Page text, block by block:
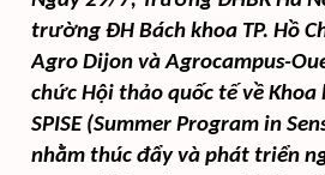
trường ĐH Bách khoa TP. Hồ
Agro Dijon và Agrocampus-
chức Hội thảo quốc tế về Khoa
SPISE (Summer Program in
nhằm thúc đẩy và phát triển